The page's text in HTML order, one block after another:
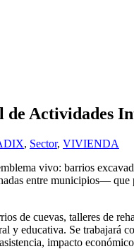
Actividades
, Sector, VIVIENDA
vivo: barrios
entre municipios—
de cuevas, talleres de
y educativa. Se trabajará
impacto